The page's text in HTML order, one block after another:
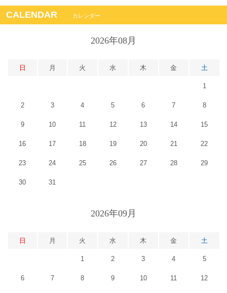
CALENDAR カレンダー
2026年08月
日 月 火 水 木 金 土
1
2 3 4 5 6 7 8
9 10 11 12 13 14 15
16 17 18 19 20 21 22
23 24 25 26 27 28 29
30 31
2026年09月
日 月 火 水 木 金 土
1 2 3 4 5
6 7 8 9 10 11 12